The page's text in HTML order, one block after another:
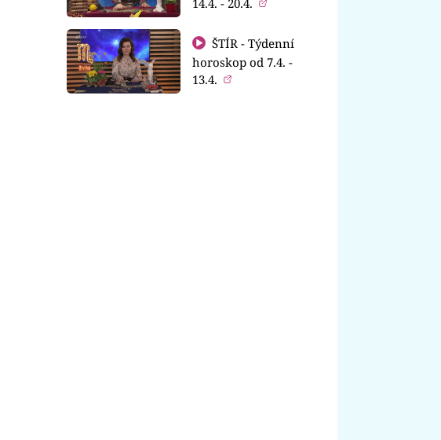
14.4. - 20.4.
ŠTÍR - Týdenní
horoskop od 7.4. -
13.4.